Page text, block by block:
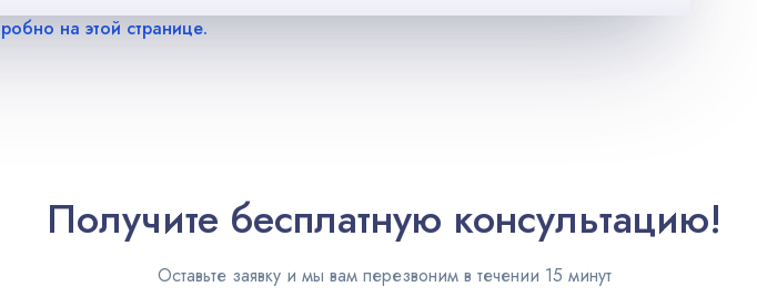
на этой странице.
Получите бесплатную консультацию!
Оставьте заявку и мы вам перезвоним в течении 15 минут